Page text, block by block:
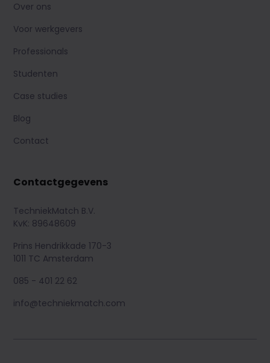
Over ons
Voor werkgevers
Professionals
Studenten
Case studies
Blog
Contact
Contactgegevens
TechniekMatch B.V.
KvK: 89648609
Prins Hendrikkade 170-3
1011 TC Amsterdam
085 - 401 22 62
info@techniekmatch.com